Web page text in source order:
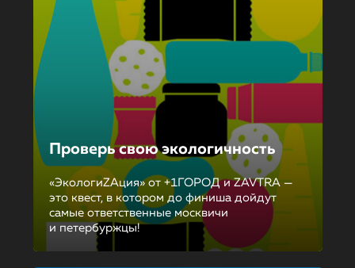
Проверь свою экологичность
«ЭкологиZAция» от +1ГОРОД и ZAVTRA —
это квест, в котором до финиша дойдут
самые ответственные москвичи
и петербуржцы!